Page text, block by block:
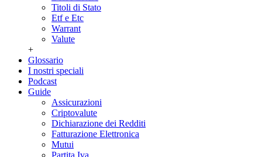
Titoli di Stato
Etf e Etc
Warrant
Valute
+
Glossario
I nostri speciali
Podcast
Guide
Assicurazioni
Criptovalute
Dichiarazione dei Redditi
Fatturazione Elettronica
Mutui
Partita Iva